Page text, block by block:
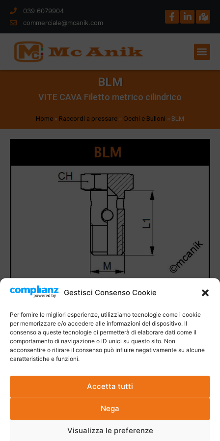
Gestisci Consenso Cookie
Per fornire le migliori esperienze, utilizziamo tecnologie come i cookie
per memorizzare e/o accedere alle informazioni del dispositivo. Il
consenso a queste tecnologie ci permetterà di elaborare dati come il
comportamento di navigazione o ID unici su questo sito. Non
acconsentire o ritirare il consenso può influire negativamente su alcune
caratteristiche e funzioni.
Accetta tutti
Nega
Visualizza le preferenze
039 6079904
commerciale@mcanik.com
BLM
VITE CAVA Filetto metrico cilindrico
Home » Raccordi a pressare » Occhi e Bulloni » BLM
Altri prodotti della stessa categoria